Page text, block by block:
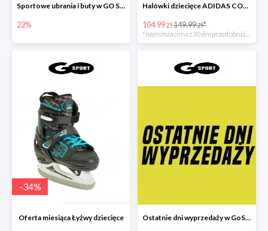
Sportowe ubrania i buty w GO SPORT do -22%
22%
Halówki dziecięce ADIDAS COPA 19.4
104.99 zł149.99 zł*
-34%
Oferta miesiąca Łyżwy dziecięce Ostatnie dni wyprzedaży w GoSport